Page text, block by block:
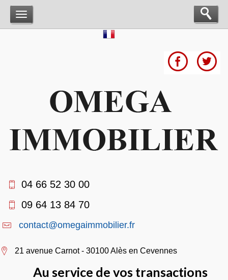
04 66 52 30 00
09 64 13 84 70
contact@omegaimmobilier.fr
21 avenue Carnot - 30100 Alès en Cevennes
Au service de vos transactions